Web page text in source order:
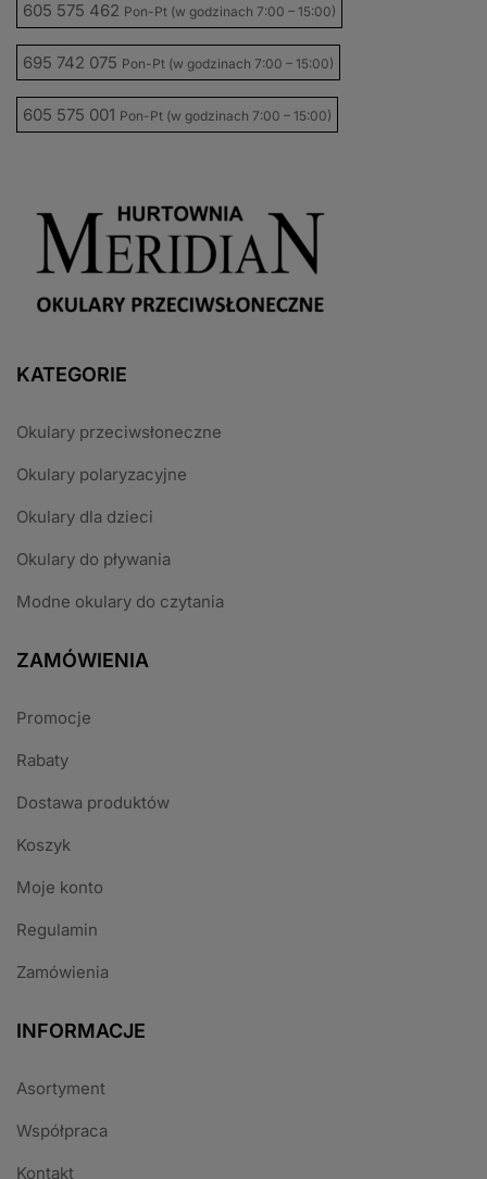
605 575 462 Pon-Pt (w godzinach 7:00 – 15:00)
695 742 075 Pon-Pt (w godzinach 7:00 – 15:00)
605 575 001 Pon-Pt (w godzinach 7:00 – 15:00)
KATEGORIE
Okulary przeciwsłoneczne
Okulary polaryzacyjne
Okulary dla dzieci
Okulary do pływania
Modne okulary do czytania
ZAMÓWIENIA
Promocje
Rabaty
Dostawa produktów
Koszyk
Moje konto
Regulamin
Zamówienia
INFORMACJE
Asortyment
Współpraca
Kontakt